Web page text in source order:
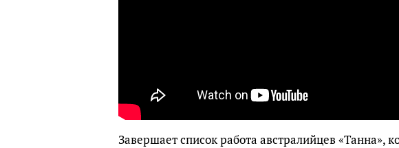
Завершает список работа австралийцев «Танна»,